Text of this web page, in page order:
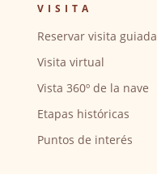
VISITA
Reservar visita guiada
Visita virtual
Vista 360º de la nave
Etapas históricas
Puntos de interés